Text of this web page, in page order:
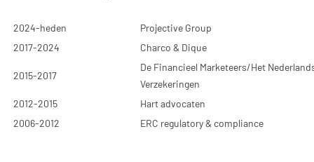
2024-heden
Projective Group
2017-2024
Charco & Dique
2015-2017
De Financieel Marketeers/Het
Verzekeringen
2012-2015
Hart advocaten
2006-2012
ERC regulatory & compliance